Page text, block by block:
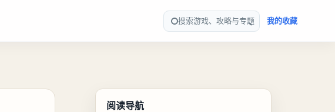
搜索游戏、攻略与专题 我的收藏
阅读导航